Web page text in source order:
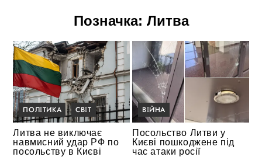
Позначка: Литва
ПОЛІТИКА СВІТ
Литва не виключає
навмисний удар РФ по
посольству в Києві
ВІЙНА
Посольство Литви у
Києві пошкоджене під
час атаки росії